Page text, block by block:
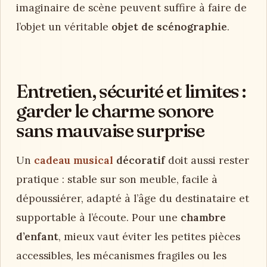
imaginaire de scène peuvent suffire à faire de
l’objet un véritable objet de scénographie.
Entretien, sécurité et limites :
garder le charme sonore
sans mauvaise surprise
Un cadeau musical décoratifdoit aussi rester
pratique : stable sur son meuble, facile à
dépoussiérer, adapté à l’âge du destinataire et
supportable à l’écoute. Pour une chambre
d’enfant, mieux vaut éviter les petites pièces
accessibles, les mécanismes fragiles ou les